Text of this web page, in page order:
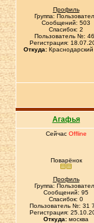
Профиль
Группа:
Сообщений: 503
Спасибок: 2
Пользователь №:
Регистрация:
Откуда: Краснодарский
Агафья
Сейчас Offline
Поварёнок
Профиль
Группа:
Сообщений: 95
Спасибок: 0
Пользователь №: 31
Регистрация:
Откуда: москва